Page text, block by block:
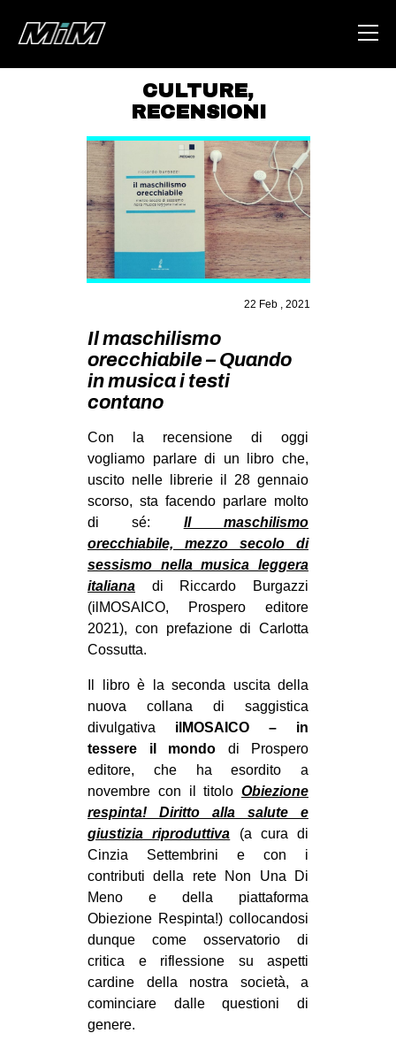
HOME
ABOUT
AREA
DEGENERAZIONE
GAZA FREESTYLE
CSOA LAMBRETTA
STUDENTI TSUNAMI
ZAM
MOBILITAZIONI
SPAZI
SPORT POPOLARE
MOVIMENTI
AMBIENTE
ANTIFASCISMO
DIRITTO ALL’ABITARE
MIGRAZIONI
PRECARIATO
REPRESSIONE
STUDENTI
CULTURE
ARTE
CINEMA
MANIFESTI
MUSICA
RECENSIONI
INTERNAZIONALE
CULTURE,
RECENSIONI
22 Feb , 2021
Il maschilismo
orecchiabile – Quando
in musica i testi
contano
Con la recensione di oggi
vogliamo parlare di un libro che,
uscito nelle librerie il 28 gennaio
scorso, sta facendo parlare molto
di sé: Il maschilismo
orecchiabile, mezzo secolo di
sessismo nella musica leggera
italiana di Riccardo Burgazzi
(ilMOSAICO, Prospero editore
2021), con prefazione di Carlotta
Cossutta.
Il libro è la seconda uscita della
nuova collana di saggistica
divulgativa ilMOSAICO – in
tessere il mondo di Prospero
editore, che ha esordito a
novembre con il titolo Obiezione
respinta! Diritto alla salute e
giustizia riproduttiva (a cura di
Cinzia Settembrini e con i
contributi della rete Non Una Di
Meno e della piattaforma
Obiezione Respinta!) collocandosi
dunque come osservatorio di
critica e riflessione su aspetti
cardine della nostra società, a
cominciare dalle questioni di
genere.